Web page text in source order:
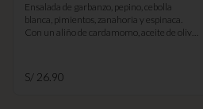
Ensalada de garbanzo, pepino, cebolla
blanca, pimientos, zanahoria y espinaca.
Con un aliño de cardamomo, aceite de oliva,
S/ 26.90